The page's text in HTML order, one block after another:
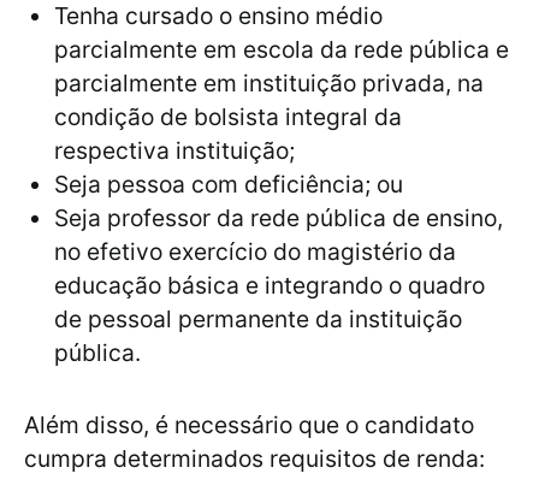
Tenha cursado o ensino médio
parcialmente em escola da rede pública e
parcialmente em instituição privada, na
condição de bolsista integral da
respectiva instituição;
Seja pessoa com deficiência; ou
Seja professor da rede pública de ensino,
no efetivo exercício do magistério da
educação básica e integrando o quadro
de pessoal permanente da instituição
pública.
Além disso, é necessário que o candidato
cumpra determinados requisitos de renda: